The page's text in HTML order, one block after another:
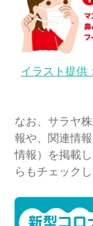
イラスト提供
なお、サラヤ
報や、関連情
情報）を掲載
らもチェック